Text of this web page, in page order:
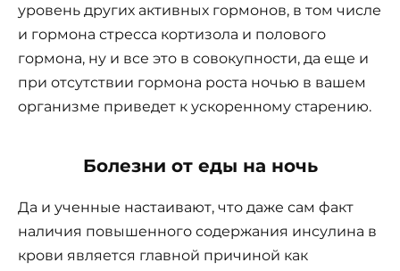
уровень других активных гормонов, в том числе
и гормона стресса кортизола и полового
гормона, ну и все это в совокупности, да еще и
при отсутствии гормона роста ночью в вашем
организме приведет к ускоренному старению.
Болезни от еды на ночь
Да и ученные настаивают, что даже сам факт
наличия повышенного содержания инсулина в
крови является главной причиной как